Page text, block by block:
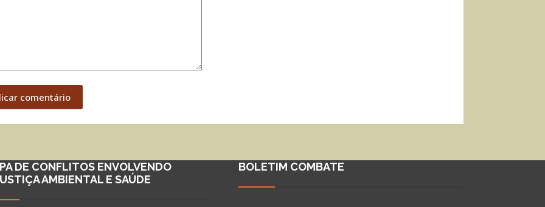
comentário
DE CONFLITOS ENVOLVENDO
AMBIENTAL E SAÚDE
BOLETIM COMBATE